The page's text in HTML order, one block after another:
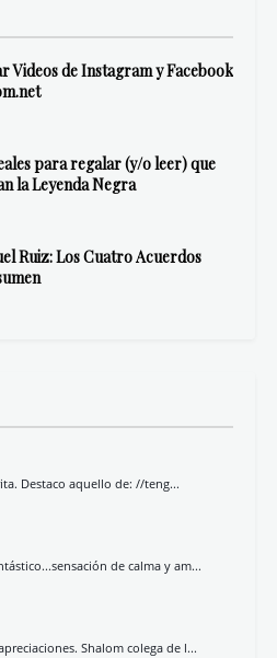
Videos de Instagram y Facebook
para regalar (y/o leer) que
la Leyenda Negra
Ruiz: Los Cuatro Acuerdos
Destaco aquello de: //teng...
de calma y am...
Shalom colega de l...